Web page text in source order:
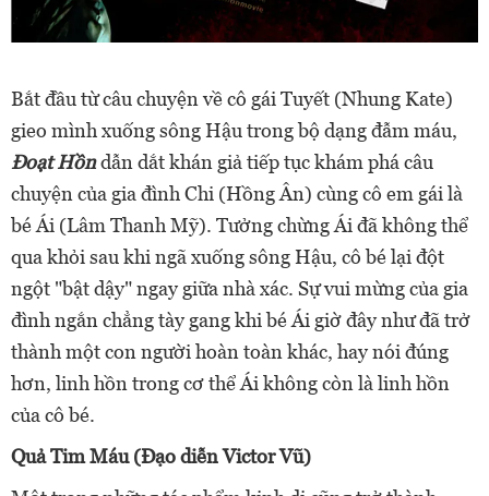
Bắt đầu từ câu chuyện về cô gái Tuyết (Nhung Kate)
gieo mình xuống sông Hậu trong bộ dạng đẫm máu,
Đoạt Hồndẫn dắt khán giả tiếp tục khám phá câu
chuyện của gia đình Chi (Hồng Ân) cùng cô em gái là
bé Ái (Lâm Thanh Mỹ). Tưởng chừng Ái đã không thể
qua khỏi sau khi ngã xuống sông Hậu, cô bé lại đột
ngột "bật dậy" ngay giữa nhà xác. Sự vui mừng của gia
đình ngắn chẳng tày gang khi bé Ái giờ đây như đã trở
thành một con người hoàn toàn khác, hay nói đúng
hơn, linh hồn trong cơ thể Ái không còn là linh hồn
của cô bé.
Quả Tim Máu (Đạo diễn Victor Vũ)